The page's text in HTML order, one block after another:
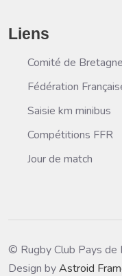
Liens
Comité de
Fédération
Saisie km minibus
Compétitions FFR
Jour de match
© Rugby Club Pays
Design byAstroid